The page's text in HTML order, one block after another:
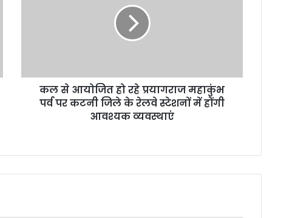
कल से आयोजित हो रहे प्रयागराज महाकुंभ
पर्व पर कटनी जिले के रेलवे स्टेशनों में होंगी
आवश्यक व्यवस्थाएं